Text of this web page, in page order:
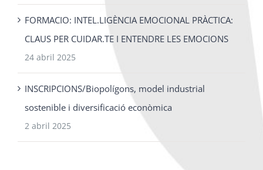
FORMACIO: INTEL.LIGÈNCIA EMOCIONAL PRÀCTICA:
CLAUS PER CUIDAR.TE I ENTENDRE LES EMOCIONS
24 abril 2025
INSCRIPCIONS/Biopolígons, model industrial
sostenible i diversificació econòmica
2 abril 2025